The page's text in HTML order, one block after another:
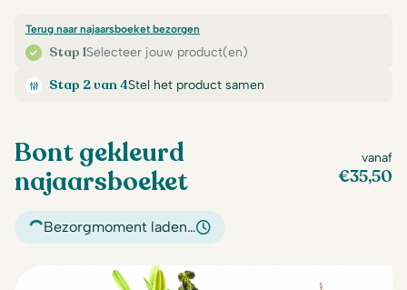
Stap 1Selecteer jouw product(en)
Terug naar najaarsboeket bezorgen
Stap 2 van 4Stel het product samen
Bont gekleurd
najaarsboeket
vanaf
€35,50
Bezorgmoment laden…